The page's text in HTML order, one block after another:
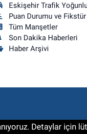
Eskişehir Trafik
Puan Durumu ve Fikstür
Tüm Manşetler
Son Dakika Haberleri
Haber Arşivi
Detaylar için